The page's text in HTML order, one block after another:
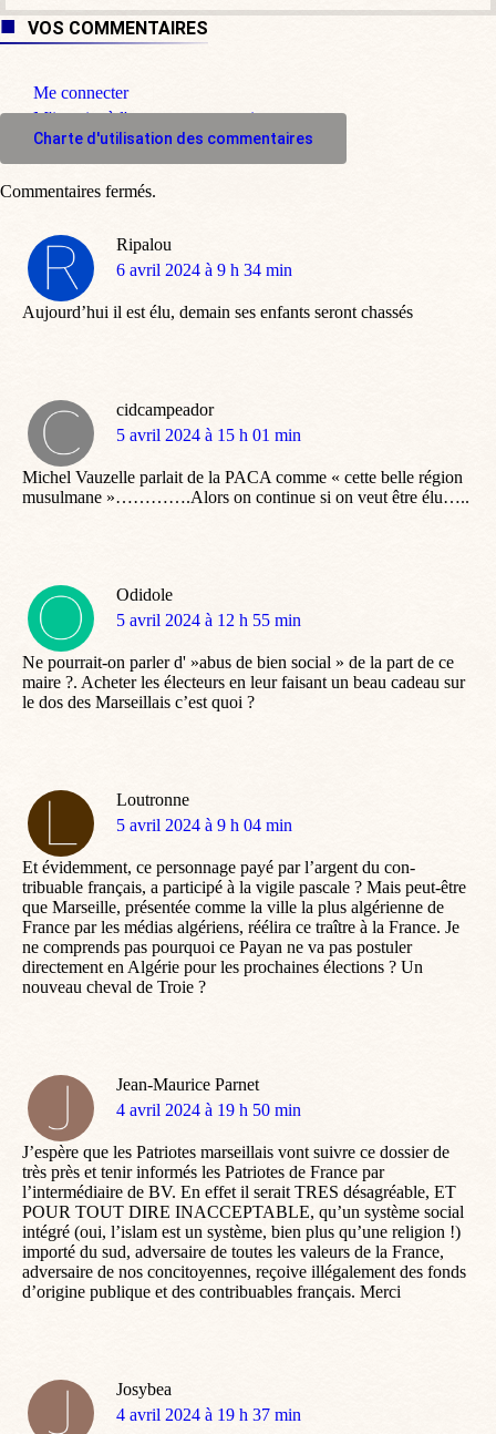
VOS COMMENTAIRES
Me connecter
M'inscrire à l'espace commentaire
Charte d'utilisation des commentaires
Ripalou
dit
6 avril 2024 à 9 h 34 min
Aujourd’hui il est élu, demain ses enfants seront chassés
cidcampeador
dit
5 avril 2024 à 15 h 01 min
Michel Vauzelle parlait de la PACA comme « cette belle région
musulmane »………….Alors on continue si on veut être élu…..
Odidole
dit
5 avril 2024 à 12 h 55 min
Ne pourrait-on parler d' »abus de bien social » de la part de ce
maire ?. Acheter les électeurs en leur faisant un beau cadeau sur
le dos des Marseillais c’est quoi ?
Loutronne
dit
5 avril 2024 à 9 h 04 min
Et évidemment, ce personnage payé par l’argent du con-
tribuable français, a participé à la vigile pascale ? Mais peut-être
que Marseille, présentée comme la ville la plus algérienne de
France par les médias algériens, réélira ce traître à la France. Je
ne comprends pas pourquoi ce Payan ne va pas postuler
directement en Algérie pour les prochaines élections ? Un
nouveau cheval de Troie ?
Jean-Maurice Parnet
dit
4 avril 2024 à 19 h 50 min
J’espère que les Patriotes marseillais vont suivre ce dossier de
très près et tenir informés les Patriotes de France par
l’intermédiaire de BV. En effet il serait TRES désagréable, ET
POUR TOUT DIRE INACCEPTABLE, qu’un système social
intégré (oui, l’islam est un système, bien plus qu’une religion !)
importé du sud, adversaire de toutes les valeurs de la France,
adversaire de nos concitoyennes, reçoive illégalement des fonds
d’origine publique et des contribuables français. Merci
Josybea
dit
4 avril 2024 à 19 h 37 min
Commentaires fermés.